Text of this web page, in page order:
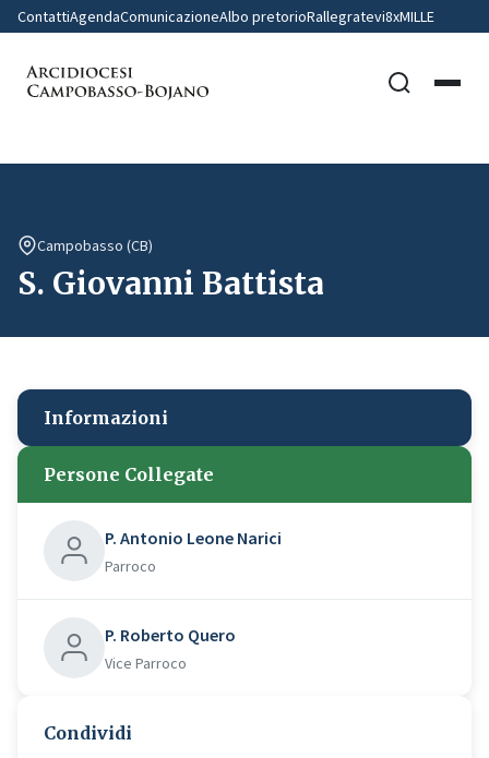
ContattiAgendaComunicazioneAlbo pretorioRallegratevi8xMILLE
Campobasso (CB)
S. Giovanni Battista
Informazioni
Persone Collegate
P. Antonio Leone Narici
Parroco
P. Roberto Quero
Vice Parroco
Condividi